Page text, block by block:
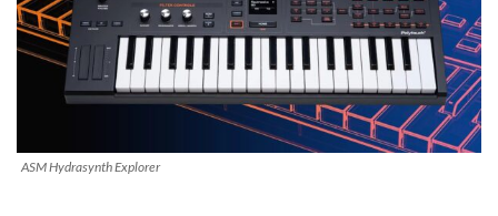
ASM Hydrasynth Explorer